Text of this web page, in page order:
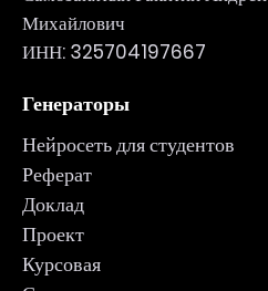
Михайлович
ИНН: 325704197667
Генераторы
Нейросеть для студентов
Реферат
Доклад
Проект
Курсовая